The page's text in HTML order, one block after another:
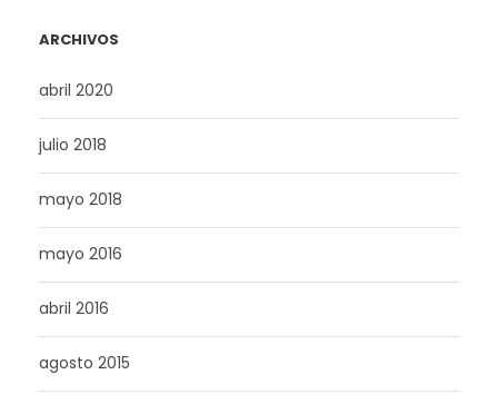
ARCHIVOS
abril 2020
julio 2018
mayo 2018
mayo 2016
abril 2016
agosto 2015